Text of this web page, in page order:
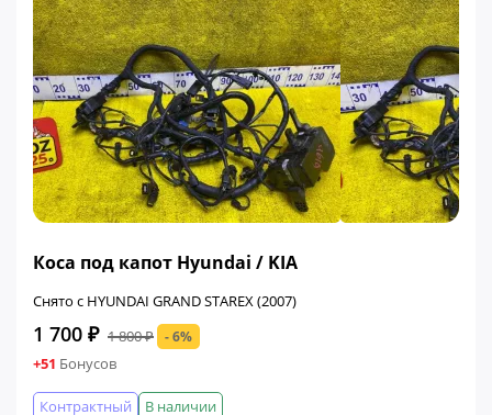
Коса под капот Hyundai / KIA
Снято с HYUNDAI GRAND STAREX (2007)
1 700 ₽ 1 800 ₽ - 6%
+51 Бонусов
В наличии
Контрактный